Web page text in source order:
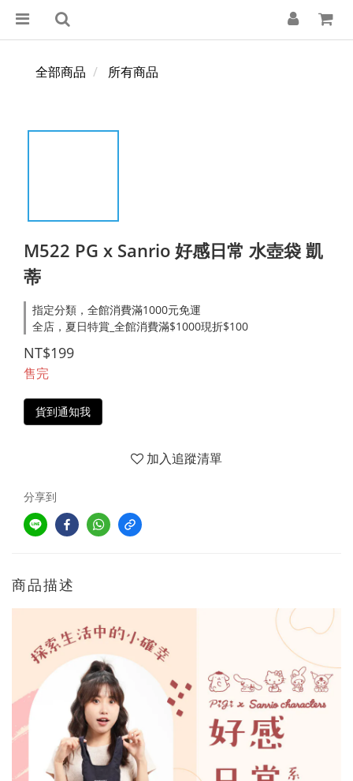
全部商品 所有商品
M522 PG x Sanrio 好感日常 水壺袋 凱
蒂
指定分類，全館消費滿1000元免運
全店，夏日特賞_全館消費滿$1000現折$100
NT$199
售完
貨到通知我
加入追蹤清單
分享到
商品描述